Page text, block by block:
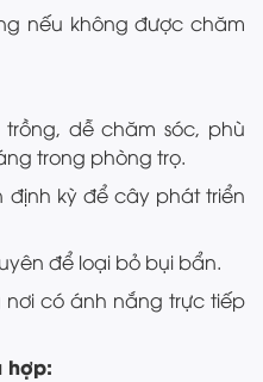
nếu không được chăm
dễ chăm sóc, phù
trong phòng trọ.
định kỳ để cây phát triển
để loại bỏ bụi bẩn.
có ánh nắng trực tiếp
hợp: